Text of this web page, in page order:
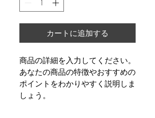
カートに追加する
商品の詳細を入力してください。
あなたの商品の特徴やおすすめの
ポイントをわかりやすく説明しま
しょう。